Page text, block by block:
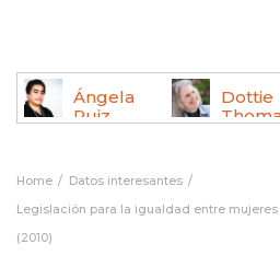
Ángela
Ruiz
Dottie
Home
Datos interesantes
Legislación para la igualdad entre
(2010)